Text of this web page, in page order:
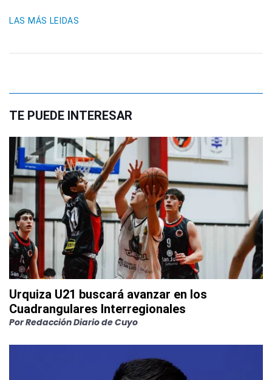
LAS MÁS LEIDAS
TE PUEDE INTERESAR
Urquiza U21 buscará avanzar en los
Cuadrangulares Interregionales
PorRedacción Diario de Cuyo